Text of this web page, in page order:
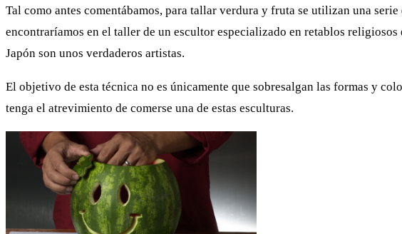
Tal como antes comentábamos, para tallar verdura y fruta se utilizan una
encontraríamos en el taller de un escultor especializado en retablos
Japón son unos verdaderos artistas.
El objetivo de esta técnica no es únicamente que sobresalgan las formas y
tenga el atrevimiento de comerse una de estas esculturas.